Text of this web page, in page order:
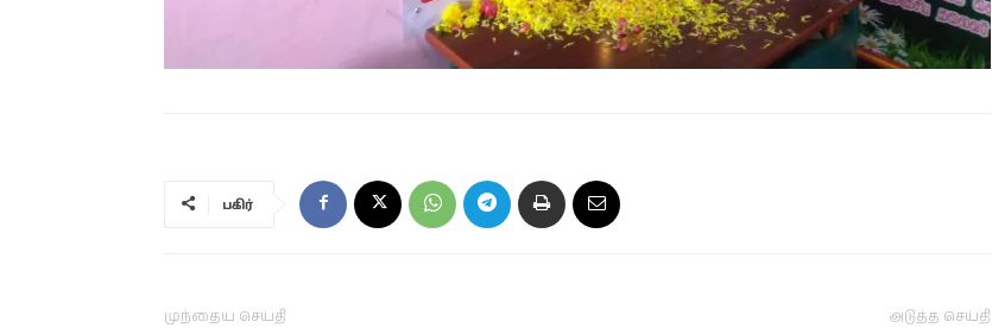
பகிர்
முந்தைய செய்தி அடுத்த செய்தி